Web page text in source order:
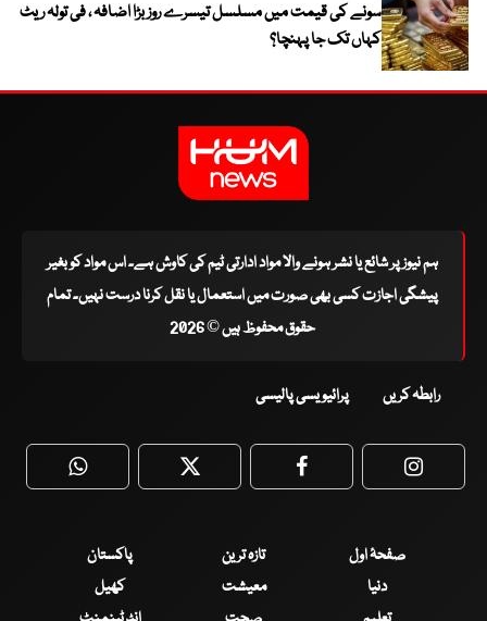
سونے کی قیمت میں مسلسل تیسرے روز بڑا اضافہ ، فی تولہ ریٹ
کہاں تک جا پہنچا؟
ہم نیوز پر شائع یا نشر ہونے والا مواد ادارتی ٹیم کی کاوش ہے۔ اس مواد کو بغیر
پیشگی اجازت کسی بھی صورت میں استعمال یا نقل کرنا درست نہیں۔ تمام
حقوق محفوظ ہیں © 2026
رابطہ کریں پرائیویسی پالیسی
WhatsApp Twitter Facebook
صفحۂ اول تازہ ترین
پاکستان
دنیا
معیشت
کھیل